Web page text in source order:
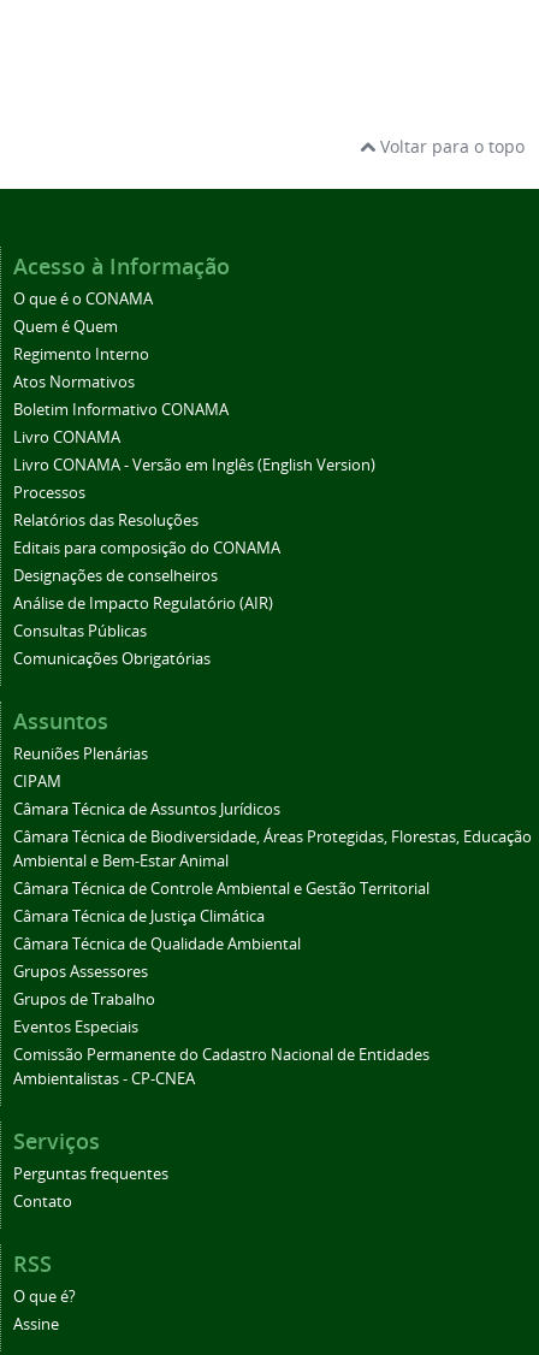
Voltar para o topo
Acesso à Informação
O que é o CONAMA
Quem é Quem
Regimento Interno
Atos Normativos
Boletim Informativo CONAMA
Livro CONAMA
Livro CONAMA - Versão em Inglês (English Version)
Processos
Relatórios das Resoluções
Editais para composição do CONAMA
Designações de conselheiros
Análise de Impacto Regulatório (AIR)
Consultas Públicas
Comunicações Obrigatórias
Assuntos
Reuniões Plenárias
CIPAM
Câmara Técnica de Assuntos Jurídicos
Câmara Técnica de Biodiversidade, Áreas Protegidas, Florestas, Educação
Ambiental e Bem-Estar Animal
Câmara Técnica de Controle Ambiental e Gestão Territorial
Câmara Técnica de Justiça Climática
Câmara Técnica de Qualidade Ambiental
Grupos Assessores
Grupos de Trabalho
Eventos Especiais
Comissão Permanente do Cadastro Nacional de Entidades
Ambientalistas - CP-CNEA
Serviços
Perguntas frequentes
Contato
RSS
O que é?
Assine